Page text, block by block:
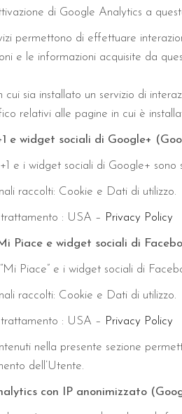
di Google Analytics a
permettono di effettuare
e le informazioni acquisite da
cui sia installato un servizio di
relativi alle pagine in cui è
e widget sociali di Google+
+1 e i widget sociali di Google+
raccolti: Cookie e Dati di utilizzo.
: USA – Privacy Policy
Piace e widget sociali di
“Mi Piace” e i widget sociali di
raccolti: Cookie e Dati di utilizzo.
: USA – Privacy Policy
nella presente sezione
dell’Utente.
con IP anonimizzato